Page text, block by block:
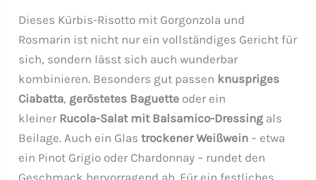
Dieses Kürbis-Risotto mit Gorgonzola und
Rosmarin ist nicht nur ein vollständiges Gericht für
sich, sondern lässt sich auch wunderbar
kombinieren. Besonders gut passen knuspriges
Ciabatta, geröstetes Baguette oder ein
kleiner Rucola-Salat mit Balsamico-Dressing als
Beilage. Auch ein Glastrockener Weißwein – etwa
ein Pinot Grigio oder Chardonnay – rundet den